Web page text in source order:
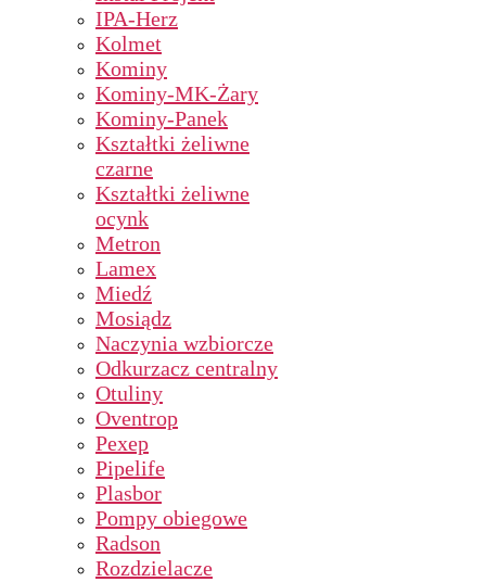
IPA-Herz
Kolmet
Kominy
Kominy-MK-Żary
Kominy-Panek
Kształtki żeliwne
czarne
Kształtki żeliwne
ocynk
Metron
Lamex
Miedź
Mosiądz
Naczynia wzbiorcze
Odkurzacz centralny
Otuliny
Oventrop
Pexep
Pipelife
Plasbor
Pompy obiegowe
Radson
Rozdzielacze